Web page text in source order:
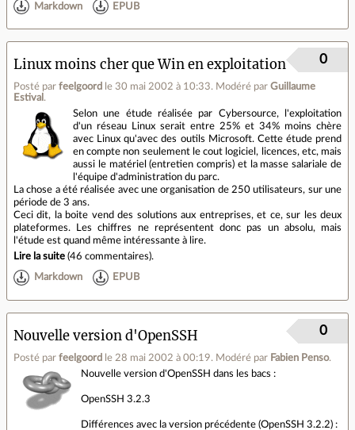
Markdown EPUB
Linux moins cher que Win en exploitation
Posté par feelgoord le 30 mai 2002 à 10:33. Modéré par Guillaume
Estival .
0
Selon une étude réalisée par Cybersource, l'exploitation
d'un réseau Linux serait entre 25% et 34% moins chère
avec Linux qu'avec des outils Microsoft. Cette étude prend
en compte non seulement le cout logiciel, licences, etc, mais
aussi le matériel (entretien compris) et la masse salariale de
l'équipe d'administration du parc.
La chose a été réalisée avec une organisation de 250 utilisateurs, sur une
période de 3 ans.
Ceci dit, la boite vend des solutions aux entreprises, et ce, sur les deux
plateformes. Les chiffres ne représentent donc pas un absolu, mais
l'étude est quand même intéressante à lire.
Lire la suite (46 commentaires).
Markdown EPUB
Nouvelle version d'OpenSSH
Posté par feelgoord le 28 mai 2002 à 00:19. Modéré par Fabien Penso.
0
Nouvelle version d'OpenSSH dans les bacs :
OpenSSH 3.2.3
Différences avec la version précédente (OpenSSH 3.2.2) :